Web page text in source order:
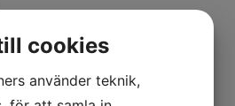
cookies
använder teknik,